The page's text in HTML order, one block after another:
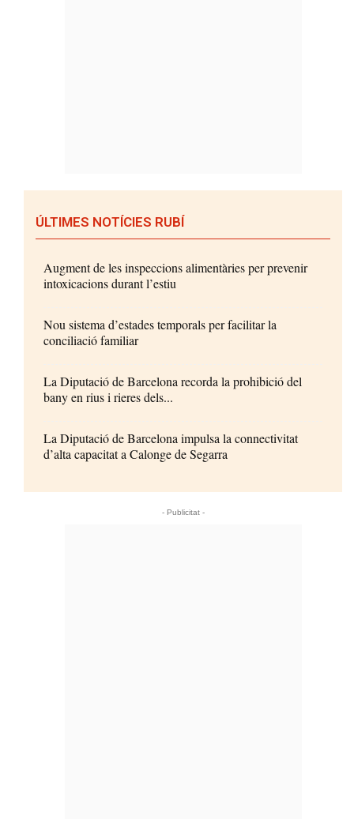
ÚLTIMES NOTÍCIES RUBÍ
Augment de les inspeccions alimentàries per prevenir
intoxicacions durant l’estiu
Nou sistema d’estades temporals per facilitar la
conciliació familiar
La Diputació de Barcelona recorda la prohibició del
bany en rius i rieres dels...
La Diputació de Barcelona impulsa la connectivitat
d’alta capacitat a Calonge de Segarra
- Publicitat -